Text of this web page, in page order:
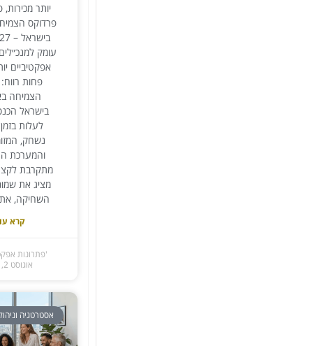
יותר מכירות,
פרדוקס
עומק
אפקטיביים
פחות
הצמיחה
בישראל
לעלות
נשחק,
והמערכת
מתקרבת
מציג את
השחיקה, את
קרא
'פתרונות
אוגוסט 2, 2026
אסטרטגיה